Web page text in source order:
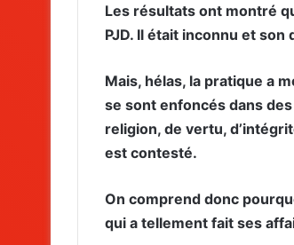
Les résultats ont montré
PJD. Il était inconnu et
Mais, hélas, la pratique a
se sont enfoncés dans
religion, de vertu,
est contesté.
On comprend donc
qui a tellement fait ses